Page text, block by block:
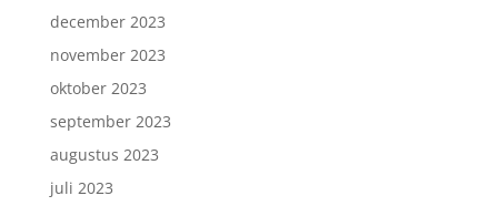
december 2023
november 2023
oktober 2023
september 2023
augustus 2023
juli 2023